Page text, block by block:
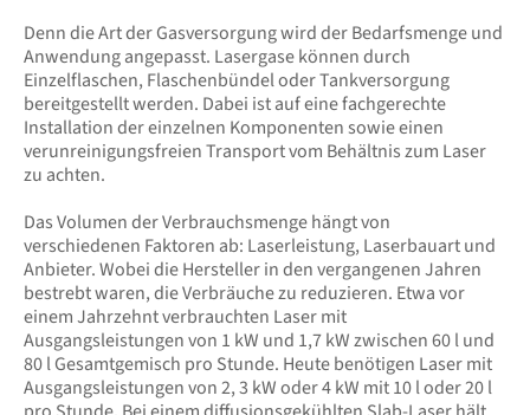
Denn die Art der Gasversorgung wird der Bedarfsmenge und
Anwendung angepasst. Lasergase können durch
Einzelflaschen, Flaschenbündel oder Tankversorgung
bereitgestellt werden. Dabei ist auf eine fachgerechte
Installation der einzelnen Komponenten sowie einen
verunreinigungsfreien Transport vom Behältnis zum Laser
zu achten.
Das Volumen der Verbrauchsmenge hängt von
verschiedenen Faktoren ab: Laserleistung, Laserbauart und
Anbieter. Wobei die Hersteller in den vergangenen Jahren
bestrebt waren, die Verbräuche zu reduzieren. Etwa vor
einem Jahrzehnt verbrauchten Laser mit
Ausgangsleistungen von 1 kW und 1,7 kW zwischen 60 l und
80 l Gesamtgemisch pro Stunde. Heute benötigen Laser mit
Ausgangsleistungen von 2, 3 kW oder 4 kW mit 10 l oder 20 l